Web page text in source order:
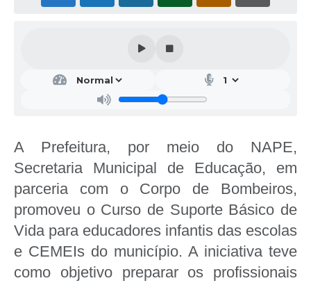
A Prefeitura, por meio do NAPE,
Secretaria Municipal de Educação, em
parceria com o Corpo de Bombeiros,
promoveu o Curso de Suporte Básico de
Vida para educadores infantis das escolas
e CEMEIs do município. A iniciativa teve
como objetivo preparar os profissionais